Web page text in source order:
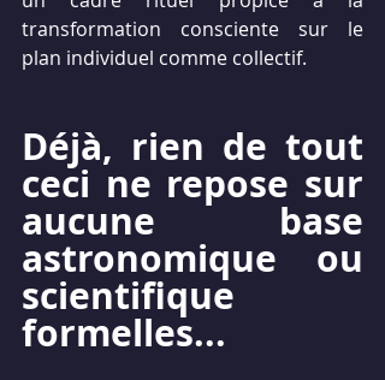
transformation consciente sur le
plan individuel comme collectif.
Déjà, rien de tout
ceci ne repose sur
aucune base
astronomique ou
scientifique
formelles...